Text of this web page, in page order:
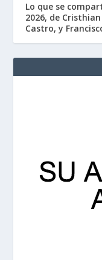
Lo que se
2026, de
Castro, y